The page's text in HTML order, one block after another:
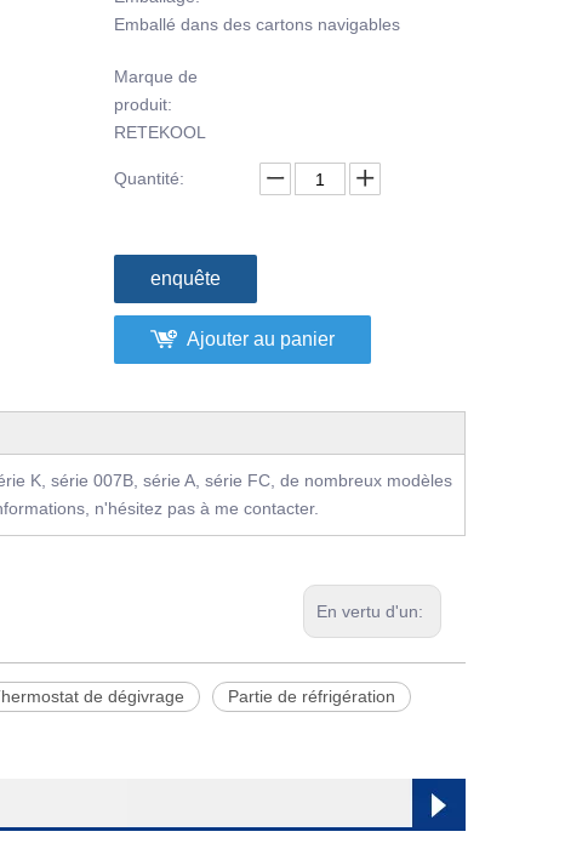
Emballé dans des cartons navigables
Marque de
produit:
RETEKOOL
Quantité:
enquête
Ajouter au panier
K, série 007B, série A, série FC, de nombreux modèles
n'hésitez pas à me contacter.
En vertu d'un:
de dégivrage Partie de réfrigération